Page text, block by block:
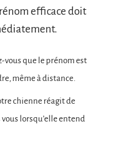
efficace doit
vous que le prénom est
même à distance.
chienne réagit de
lorsqu’elle entend